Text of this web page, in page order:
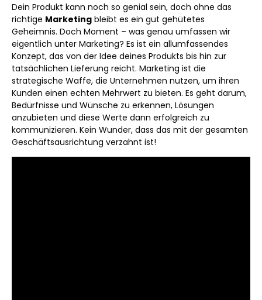
Dein Produkt kann noch so genial sein, doch ohne das
richtige Marketing bleibt es ein gut gehütetes
Geheimnis. Doch Moment – was genau umfassen wir
eigentlich unter Marketing? Es ist ein allumfassendes
Konzept, das von der Idee deines Produkts bis hin zur
tatsächlichen Lieferung reicht. Marketing ist die
strategische Waffe, die Unternehmen nutzen, um ihren
Kunden einen echten Mehrwert zu bieten. Es geht darum,
Bedürfnisse und Wünsche zu erkennen, Lösungen
anzubieten und diese Werte dann erfolgreich zu
kommunizieren. Kein Wunder, dass das mit der gesamten
Geschäftsausrichtung verzahnt ist!